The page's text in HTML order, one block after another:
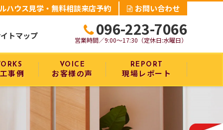
トマップ
ハウス見学・無料相談来店予約 お問い合わせ
096-223-7066
営業時間／9:00～17:30（定休日:水曜日）
事例
VOICE
お客様の声
REPORT
現場レポート